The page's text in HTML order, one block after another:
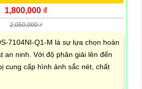
1,800,000 ₫
2,050,000 ₫
7104NI-Q1-M là sự lựa chọn hoàn
an ninh. Với độ phân giải lên đến
cung cấp hình ảnh sắc nét, chất